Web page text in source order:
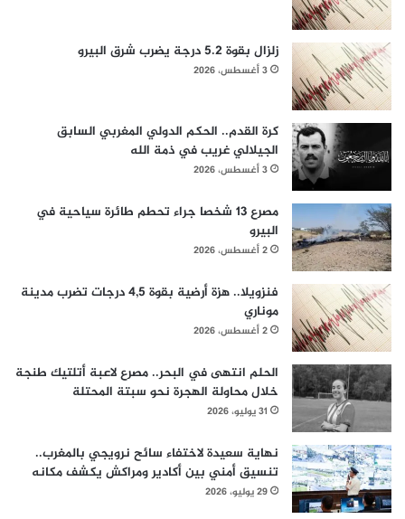
زلزال بقوة 5.2 درجة يضرب شرق البيرو
3 أغسطس، 2026
كرة القدم.. الحكم الدولي المغربي السابق
الجيلالي غريب في ذمة الله
3 أغسطس، 2026
مصرع 13 شخصا جراء تحطم طائرة سياحية في
البيرو
2 أغسطس، 2026
فنزويلا.. هزة أرضية بقوة 4,5 درجات تضرب مدينة
موناري
2 أغسطس، 2026
الحلم انتهى في البحر.. مصرع لاعبة أتلتيك طنجة
خلال محاولة الهجرة نحو سبتة المحتلة
31 يوليو، 2026
نهاية سعيدة لاختفاء سائح نرويجي بالمغرب..
تنسيق أمني بين أكادير ومراكش يكشف مكانه
29 يوليو، 2026